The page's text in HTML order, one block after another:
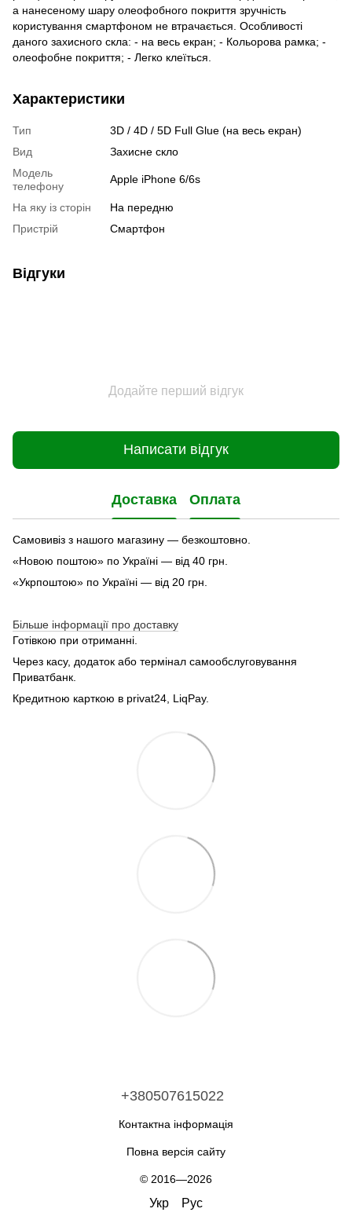
а нанесеному шару олеофобного покриття зручність
користування смартфоном не втрачається. Особливості
даного захисного скла: - на весь екран; - Кольорова рамка; -
олеофобне покриття; - Легко клеїться.
Характеристики
Тип
3D / 4D / 5D Full Glue (на весь екран)
Вид
Захисне скло
Модель
телефону
Apple iPhone 6/6s
На яку із сторін
На передню
Пристрiй
Смартфон
Відгуки
Додайте перший відгук
Написати відгук
Доставка Оплата
Самовивіз з нашого магазину — безкоштовно.
«Новою поштою» по Україні — від 40 грн.
«Укрпоштою» по Україні — від 20 грн.
Більше інформації про доставку
Готівкою при отриманні.
Через касу, додаток або термінал самообслуговування
Приватбанк.
Кредитною карткою в privat24, LiqPay.
+380507615022
Контактна інформація
Повна версія сайту
© 2016—2026
Укр Рус